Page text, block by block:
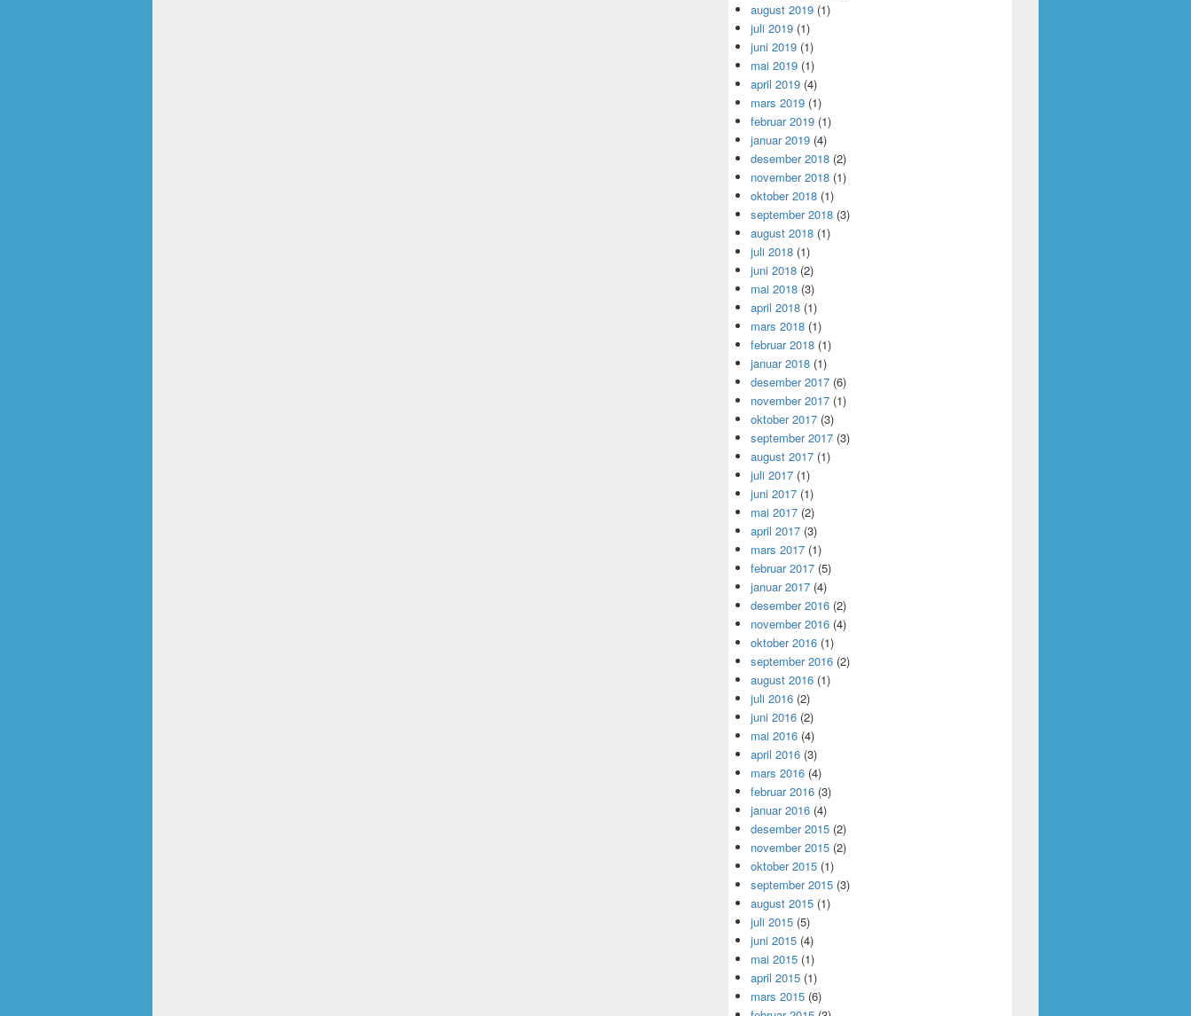
august 2019 (1)
juli 2019 (1)
juni 2019 (1)
mai 2019 (1)
april 2019 (4)
mars 2019 (1)
februar 2019 (1)
januar 2019 (4)
desember 2018 (2)
november 2018 (1)
oktober 2018 (1)
september 2018 (3)
august 2018 (1)
juli 2018 (1)
juni 2018 (2)
mai 2018 (3)
april 2018 (1)
mars 2018 (1)
februar 2018 (1)
januar 2018 (1)
desember 2017 (6)
november 2017 (1)
oktober 2017 (3)
september 2017 (3)
august 2017 (1)
juli 2017 (1)
juni 2017 (1)
mai 2017 (2)
april 2017 (3)
mars 2017 (1)
februar 2017 (5)
januar 2017 (4)
desember 2016 (2)
november 2016 (4)
oktober 2016 (1)
september 2016 (2)
august 2016 (1)
juli 2016 (2)
juni 2016 (2)
mai 2016 (4)
april 2016 (3)
mars 2016 (4)
februar 2016 (3)
januar 2016 (4)
desember 2015 (2)
november 2015 (2)
oktober 2015 (1)
september 2015 (3)
august 2015 (1)
juli 2015 (5)
juni 2015 (4)
mai 2015 (1)
april 2015 (1)
mars 2015 (6)